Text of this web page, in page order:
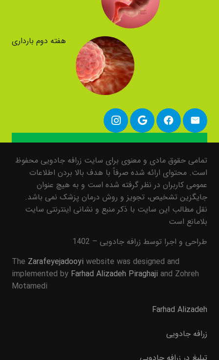
هفته دوم بارداری
تمامی حقوق مادی و معنوی برای سایت زرافه جادویی محفوظ
است. محتوای ارائه شده صرفاً با هدف بالا بردن اطلاعات
عمومی کاربران در نظر گرفته شده است و به هیچ عنوان
جایگزین تشخیص، تجویز و روش درمان پزشک نمی باشد.
نقل مطالب این سایت با ذکر منبع و نشانی اینترنتی سایت
بلامانع است
طراحی و اجرا توسط زرافه جادویی – 1402
The Zarafeyejadooyi website was designed and
implemented by Farhad Alizadeh Piraghaji and Zohreh
Motamedi
Farhad Alizadeh
زرافه جادویی